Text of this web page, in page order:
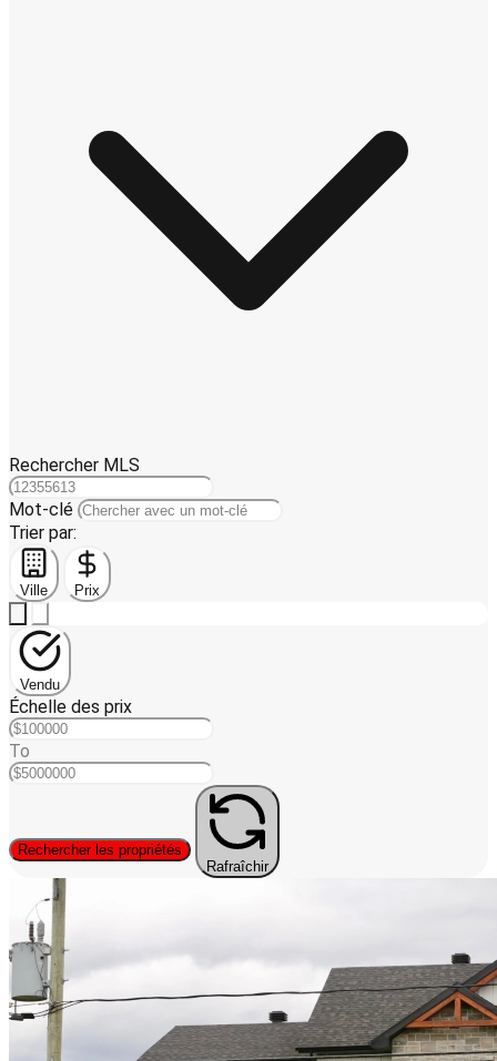
Rechercher MLS
Mot-clé
Trier par:
Ville Prix
Vendu
Échelle des prix
To
Rechercher les propriétés
Rafraîchir